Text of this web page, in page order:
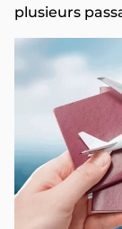
plusieurs